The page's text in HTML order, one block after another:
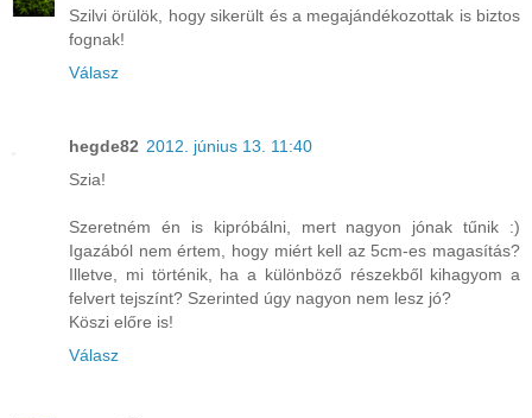
Szilvi örülök, hogy sikerült és a megajándékozottak is biztos
fognak!
Válasz
hegde82 2012. június 13. 11:40
Szia!
Szeretném én is kipróbálni, mert nagyon jónak tűnik :)
Igazából nem értem, hogy miért kell az 5cm-es magasítás?
Illetve, mi történik, ha a különböző részekből kihagyom a
felvert tejszínt? Szerinted úgy nagyon nem lesz jó?
Köszi előre is!
Válasz